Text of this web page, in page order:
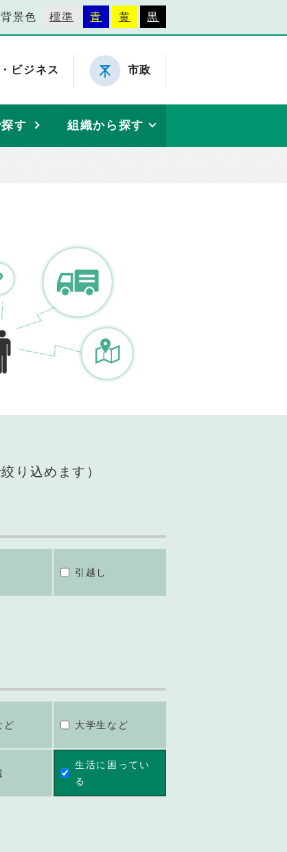
背景色 標準 青 黄 黒
ビジネス 市政
す 組織から探す
り込めます）
引越し
ど 大学生など
生活に困ってい
る